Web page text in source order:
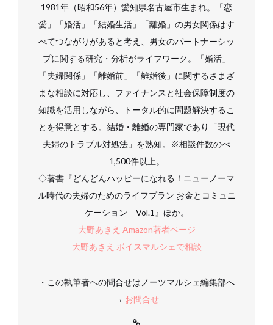
1981年（昭和56年）愛知県名古屋市生まれ。「恋
愛」「婚活」「結婚生活」「離婚」の男女関係はす
べてつながりがあると考え、男女のパートナーシッ
プに関する研究・分析がライフワーク。「婚活」
「夫婦関係」「離婚前」「離婚後」に関するさまざ
まな相談に対応し、ファイナンスと社会保障制度の
知識を活用しながら、トータル的に問題解決するこ
とを得意とする。結婚・離婚の専門家であり「現代
夫婦のトラブル対処法」を熟知。※相談件数のべ
1,500件以上。
◇著書『どんどんハッピーになれる！ニューノーマ
ル時代の夫婦のためのライフプラン お金とコミュニ
ケーション Vol.1』ほか。
大野あきえ Amazon著者ページ
大野あきえ ボイスマルシェで相談
・この執筆者への問合せはノーツマルシェ編集部へ
→ お問合せ